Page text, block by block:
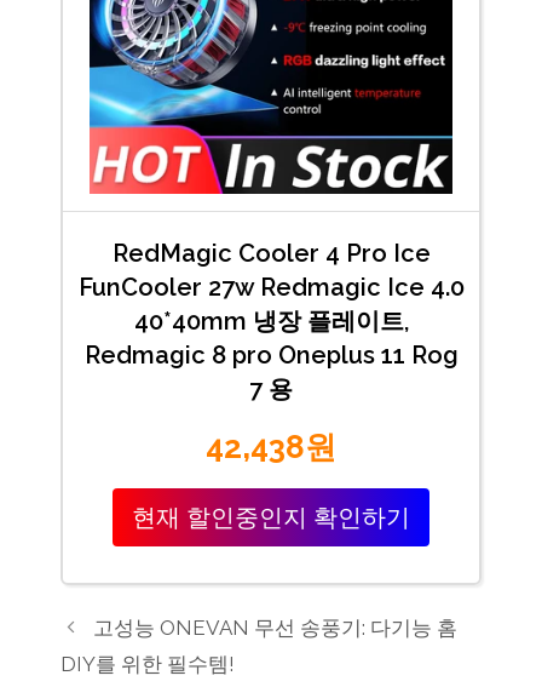
RedMagic Cooler 4 Pro Ice
FunCooler 27w Redmagic Ice 4.0
40*40mm 냉장 플레이트,
Redmagic 8 pro Oneplus 11 Rog
7 용
42,438원
현재 할인중인지 확인하기
고성능 ONEVAN 무선 송풍기: 다기능 홈
DIY를 위한 필수템!